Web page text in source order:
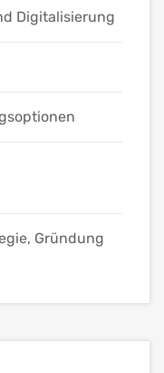
Digitalisierung
Gründung